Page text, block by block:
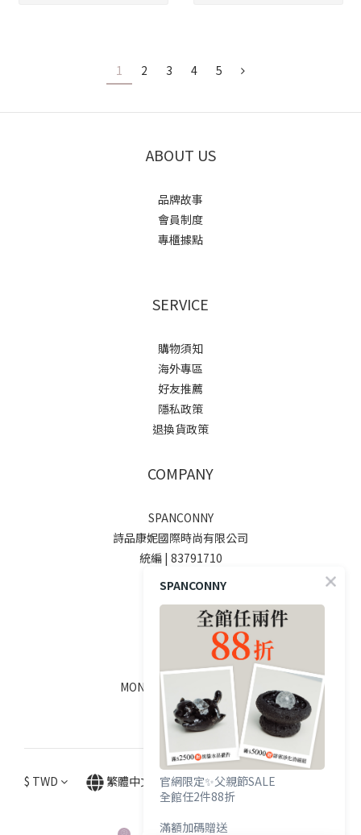
1 2 3 4 5
ABOUT US
品牌故事
會員制度
專櫃據點
SERVICE
購物須知
海外專區
好友推薦
隱私政策
退換貨政策
COMPANY
SPANCONNY
詩品康妮國際時尚有限公司
統編 | 83791710
SOCIALS
線上客服
MON - FRI / 9:00 - 18:00
$ TWD 繁體中文
SPANCONNY
官網限定✨父親節SALE
全館任2件88折
滿額加碼贈送